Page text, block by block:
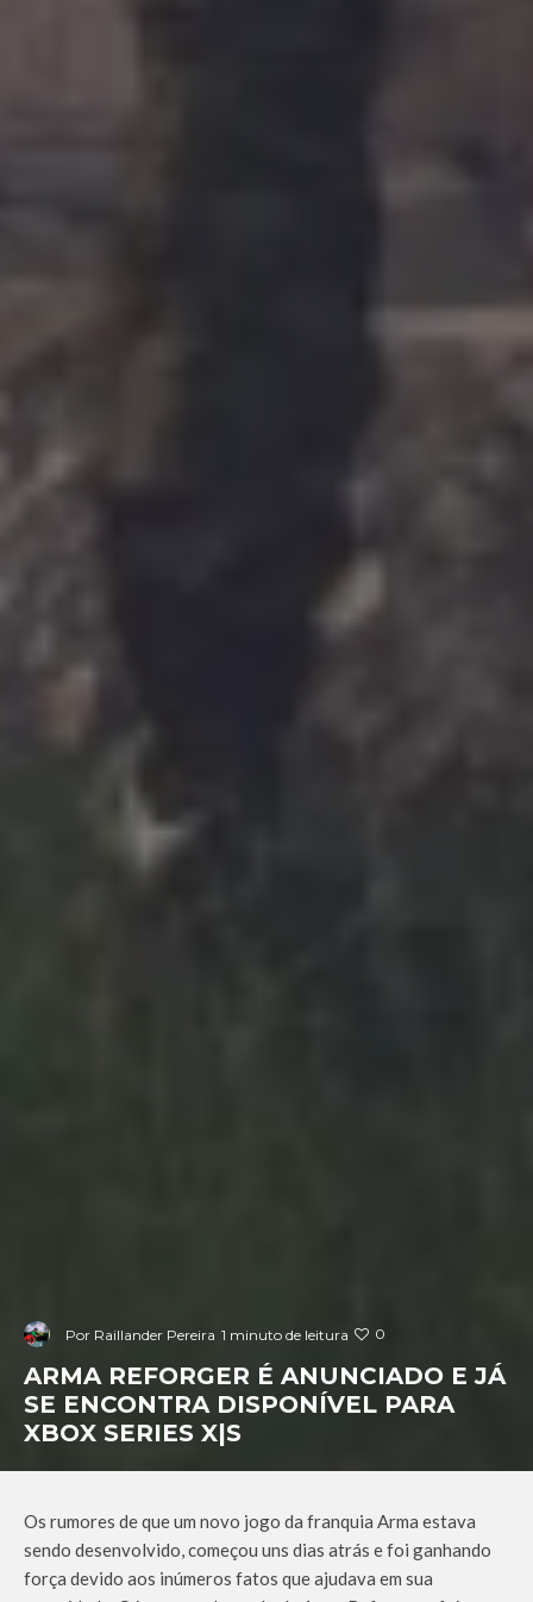
Por Raillander Pereira 1 minuto de leitura 0
ARMA REFORGER É ANUNCIADO E JÁ
SE ENCONTRA DISPONÍVEL PARA
XBOX SERIES X|S
Os rumores de que um novo jogo da franquia Arma estava
sendo desenvolvido, começou uns dias atrás e foi ganhando
força devido aos inúmeros fatos que ajudava em sua